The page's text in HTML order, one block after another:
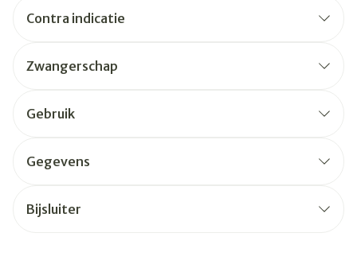
Contra indicatie
Zwangerschap
Gebruik
Gegevens
Bijsluiter